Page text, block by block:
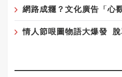
網路成癮？文化廣告「心
情人節哏圖物語大爆發 脫